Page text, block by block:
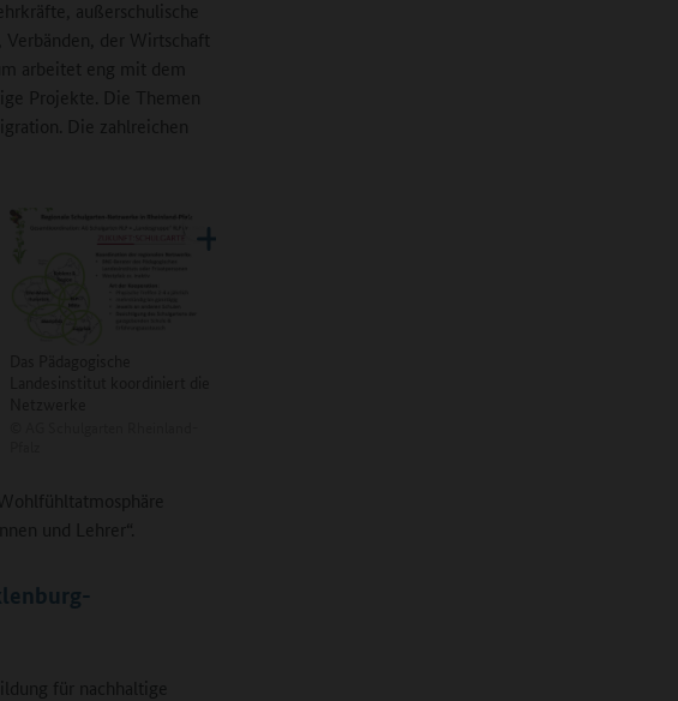
außerschulische
der Wirtschaft
arbeitet eng mit dem
Projekte. Die Themen
Die zahlreichen
und Lehrer“.
für nachhaltige